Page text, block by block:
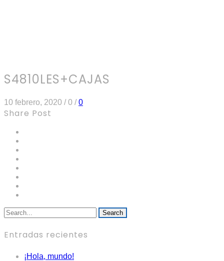
S4810LES+CAJAS
10 febrero, 2020 / 0 / 0
Share Post
Search
Entradas recientes
¡Hola, mundo!